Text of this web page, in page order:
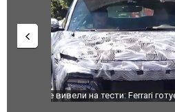
Вийшов трейлер нової
фільму "Афера Томаса